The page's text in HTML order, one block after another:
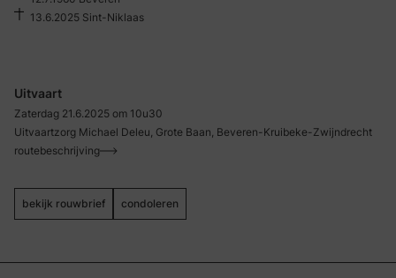
13.6.2025 Sint-Niklaas
Uitvaart
Zaterdag 21.6.2025 om 10u30
Uitvaartzorg Michael Deleu, Grote Baan, Beveren-Kruibeke-Zwijndrecht
routebeschrijving
bekijk rouwbrief condoleren